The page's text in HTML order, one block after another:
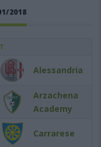
2018
Alessandria
Arzachena
Academy
Carrarese